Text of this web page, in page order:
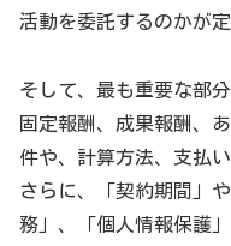
活動を委託するのかが定
そして、最も重要な部
固定報酬、成果報酬、
件や、計算方法、支払
さらに、「契約期間」
務」、「個人情報保護